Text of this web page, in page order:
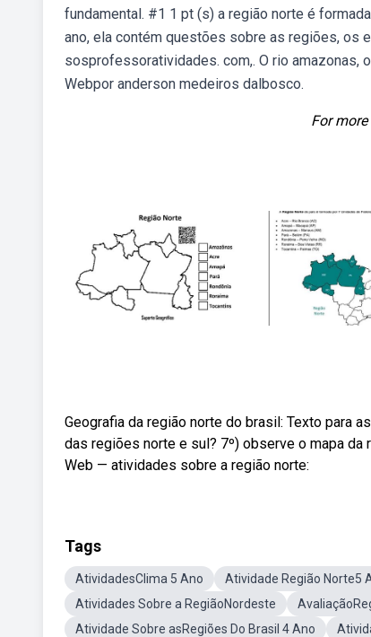
fundamental. #1 1 pt (s) a região norte é
ano, ela contém questões sobre as regiões, os
sosprofessoratividades. com,. O rio amazonas,
Webpor anderson medeiros dalbosco.
For
Geografia da região norte do brasil: Texto para
das regiões norte e sul? 7º) observe o mapa
Web — atividades sobre a região norte:
Tags
AtividadesClima 5 Ano Atividade Região Norte5
Atividades Sobre a RegiãoNordeste
Atividade Sobre asRegiões Do Brasil 4 Ano